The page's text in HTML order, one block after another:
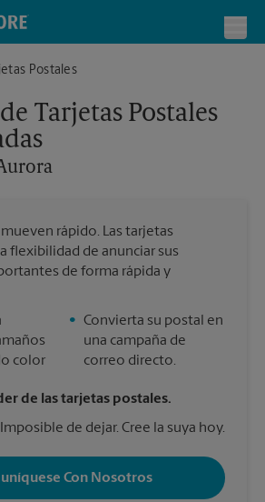
Postales
Tarjetas Postales
rápido. Las tarjetas
flexibilidad de anunciar sus
de forma rápida y
color
• Convierta su postal en
una campaña de
correo directo.
de las tarjetas postales.
de dejar. Cree la suya hoy.
Con Nosotros